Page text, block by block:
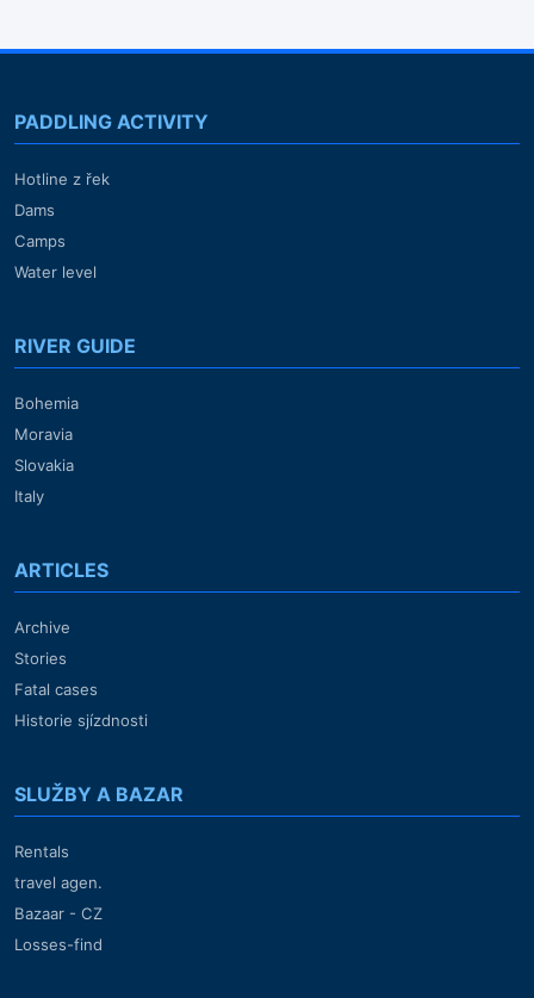
PADDLING ACTIVITY
Hotline z řek
Dams
Camps
Water level
RIVER GUIDE
Bohemia
Moravia
Slovakia
Italy
ARTICLES
Archive
Stories
Fatal cases
Historie sjízdnosti
SLUŽBY A BAZAR
Rentals
travel agen.
Bazaar - CZ
Losses-find